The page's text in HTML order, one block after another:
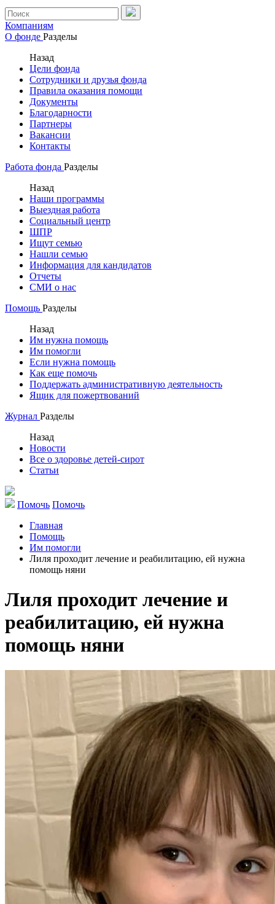
Компаниям
О фонде Разделы
Назад
Цели фонда
Сотрудники и друзья фонда
Правила оказания помощи
Документы
Благодарности
Партнеры
Вакансии
Контакты
Работа фонда Разделы
Назад
Наши программы
Выездная работа
Социальный центр
ШПР
Ищут семью
Нашли семью
Информация для кандидатов
Отчеты
СМИ о нас
Помощь Разделы
Назад
Им нужна помощь
Им помогли
Если нужна помощь
Как еще помочь
Поддержать административную деятельность
Ящик для пожертвований
Журнал Разделы
Назад
Новости
Все о здоровье детей-сирот
Статьи
Помочь Помочь
Главная
Помощь
Им помогли
Лиля проходит лечение и реабилитацию, ей нужна
помощь няни
Лиля проходит лечение и
реабилитацию, ей нужна
помощь няни